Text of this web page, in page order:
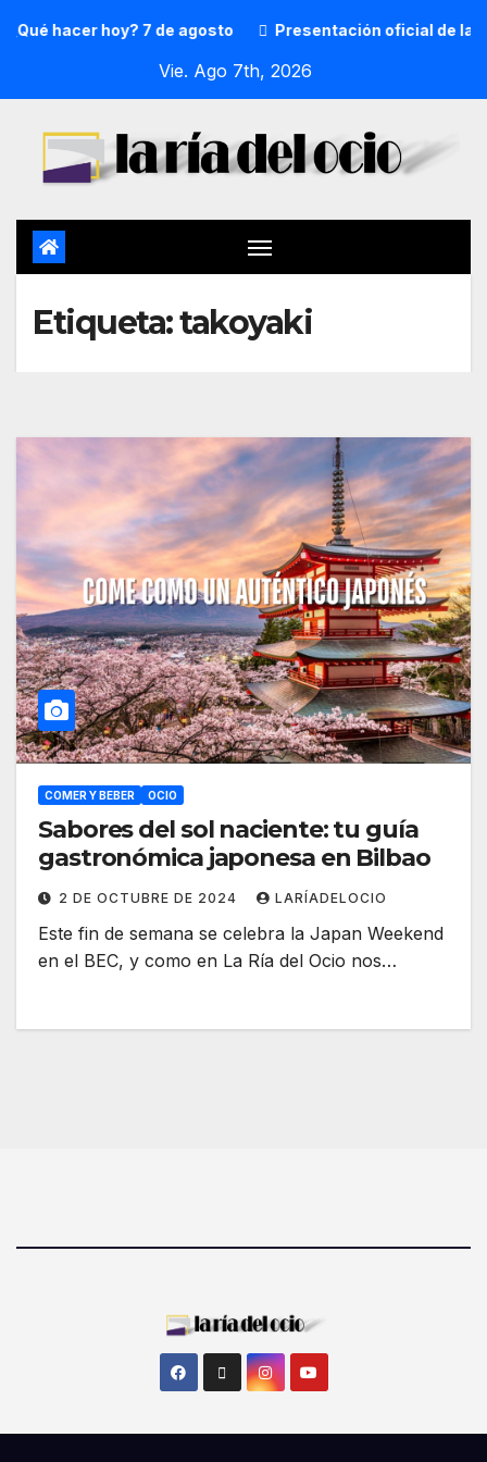
hacer hoy? 7 de agosto Presentación oficial de la
Vie. Ago 7th, 2026
Etiqueta:takoyaki
COMER Y BEBER OCIO
Sabores del sol naciente: tu guía
gastronómica japonesa en Bilbao
2 DE OCTUBRE DE 2024 LARÍADELOCIO
Este fin de semana se celebra la Japan Weekend
en el BEC, y como en La Ría del Ocio nos…